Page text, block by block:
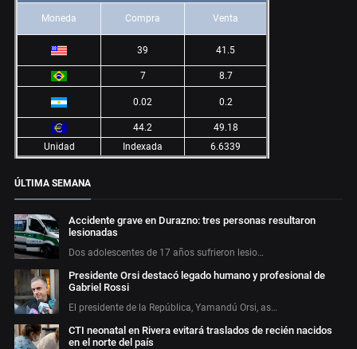
Moneda Compra Venta
39 41.5
7 8.7
0.02 0.2
44.2
49.18
Unidad
Indexada 6.6339
ÚLTIMA SEMANA
Accidente grave en Durazno: tres personas resultaron
lesionadas
Dos adolescentes de 17 años sufrieron lesio…
Presidente Orsi destacó legado humano y profesional de
Gabriel Rossi
El presidente de la República, Yamandú Orsi, as…
CTI neonatal en Rivera evitará traslados de recién nacidos
en el norte del país